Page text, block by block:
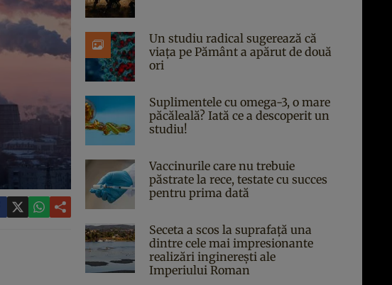
Un studiu radical sugerează că
viața pe Pământ a apărut de două
ori
Suplimentele cu omega-3, o mare
păcăleală? Iată ce a descoperit un
studiu!
Vaccinurile care nu trebuie
păstrate la rece, testate cu succes
pentru prima dată
Seceta a scos la suprafață una
dintre cele mai impresionante
realizări inginerești ale
Imperiului Roman